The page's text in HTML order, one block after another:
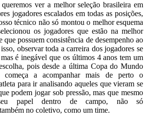
ver a melhor seleção brasileira em
jogadores escalados em todas as posições,
técnico não só montou o melhor esquema
os jogadores que estão na melhor
que possuem consistência de desempenho ao
observar toda a carreira dos jogadores se
é inegável que os últimos 4 anos tem um
pois desde a última Copa do Mundo
a acompanhar mais de perto o
para ir analisando aqueles que vieram se
podem jogar sob pressão, mas que mesmo
papel dentro de campo, não só
no coletivo, como um time.